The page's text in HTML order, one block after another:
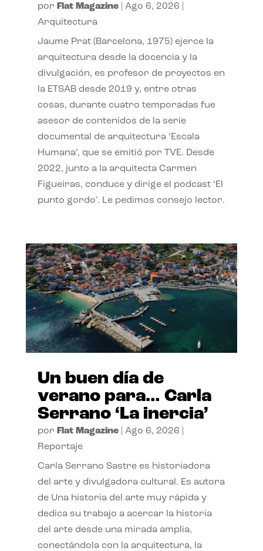
por Flat Magazine| Ago 6, 2026
Arquitectura
Jaume Prat (Barcelona, 1975) ejerce la
arquitectura desde la docencia y la
divulgación, es profesor de proyectos en
la ETSAB desde 2019 y, entre otras
cosas, durante cuatro temporadas fue
asesor de contenidos de la serie
documental de arquitectura ‘Escala
Humana’, que se emitió por TVE. Desde
2022, junto a la arquitecta Carmen
Figueiras, conduce y dirige el podcast ‘El
punto gordo’. Le pedimos consejo lector.
Un buen día de
verano para… Carla
Serrano ‘La inercia’
por Flat Magazine| Ago 6, 2026
Reportaje
Carla Serrano Sastre es historiadora
del arte y divulgadora cultural. Es autora
de Una historia del arte muy rápida y
dedica su trabajo a acercar la historia
del arte desde una mirada amplia,
conectándola con la arquitectura, la